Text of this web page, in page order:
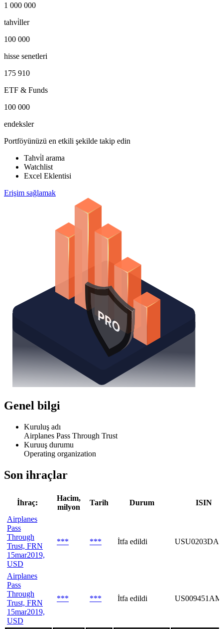
1 000 000
tahvi̇ller
100 000
hisse senetleri
175 910
ETF & Funds
100 000
endeksler
Portföyünüzü en etkili şekilde takip edin
Tahvi̇l arama
Watchlist
Excel Eklentisi
Erişim sağlamak
Genel bilgi
Kuruluş adı
Airplanes Pass Through Trust
Kuruuş durumu
Operating organization
Son ihraçlar
İhraç:
Hacim,
milyon
Tarih Durum
ISIN
Airplanes
Pass
Through
Trust, FRN
15mar2019,
USD
*** *** İtfa edildi
Airplanes
Pass
Through
Trust, FRN
15mar2019,
USD
*** *** İtfa edildi